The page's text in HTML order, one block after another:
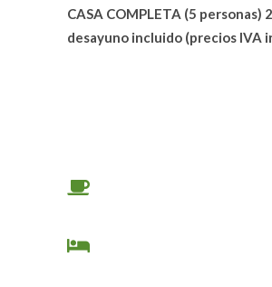
CASA COMPLETA (5 personas)
desayuno incluido (precios IVA